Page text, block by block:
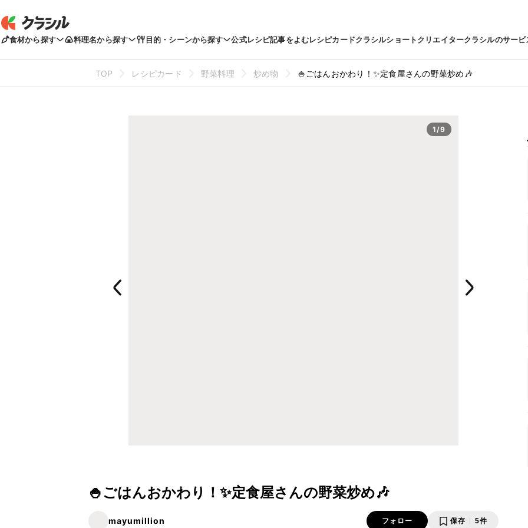
食材から探す 料理名から探す 目的・シーンから探す 公式レシピ記事をよむレシピカードクラシルショートクリエイタークラシルのサービ
TOP レシピカード 野菜料理 炒め物 🍚ごはんおかわり！✨定食屋さんの野菜炒め🎶
1/9
🍚ごはんおかわり！✨定食屋さんの野菜炒め🎶
mayumillion フォロー 保存 5件